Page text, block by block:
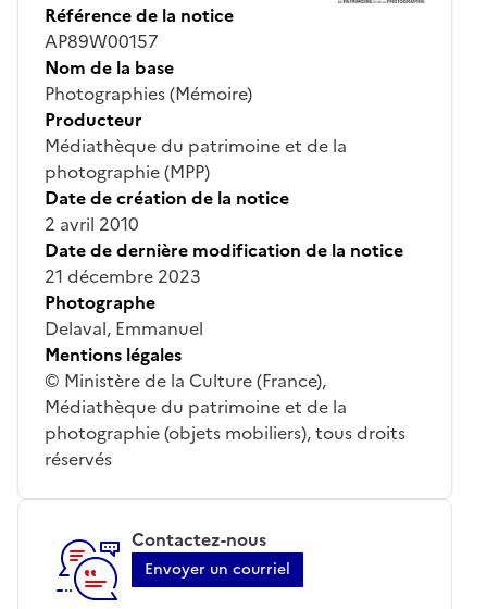
Référence de la notice
AP89W00157
Nom de la base
Photographies (Mémoire)
Producteur
Médiathèque du patrimoine et de la
photographie (MPP)
Date de création de la notice
2 avril 2010
Date de dernière modification de la notice
21 décembre 2023
Photographe
Delaval, Emmanuel
Mentions légales
© Ministère de la Culture (France),
Médiathèque du patrimoine et de la
photographie (objets mobiliers), tous droits
réservés
Contactez-nous
Envoyer un courriel